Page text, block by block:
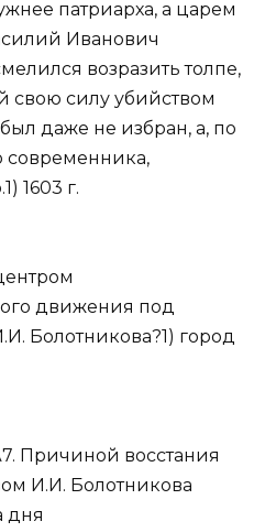
патриарха, а царем
Иванович
возразить толпе,
свою силу убийством
даже не избран, а, по
1603 г.
движения под
Болотникова?1) город
Причиной восстания
И.И. Болотникова
дня